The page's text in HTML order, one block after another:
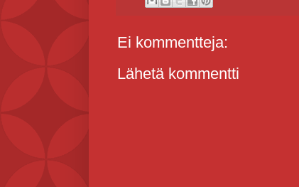
Ei kommentteja:
Lähetä kommentti